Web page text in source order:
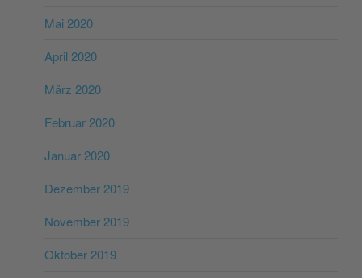
Mai 2020
April 2020
März 2020
Februar 2020
Januar 2020
Dezember 2019
November 2019
Oktober 2019